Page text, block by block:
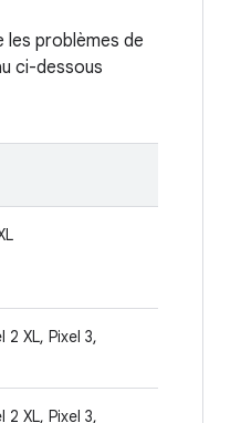
problèmes de
ci-dessous
2 XL, Pixel 3,
2 XL, Pixel 3,